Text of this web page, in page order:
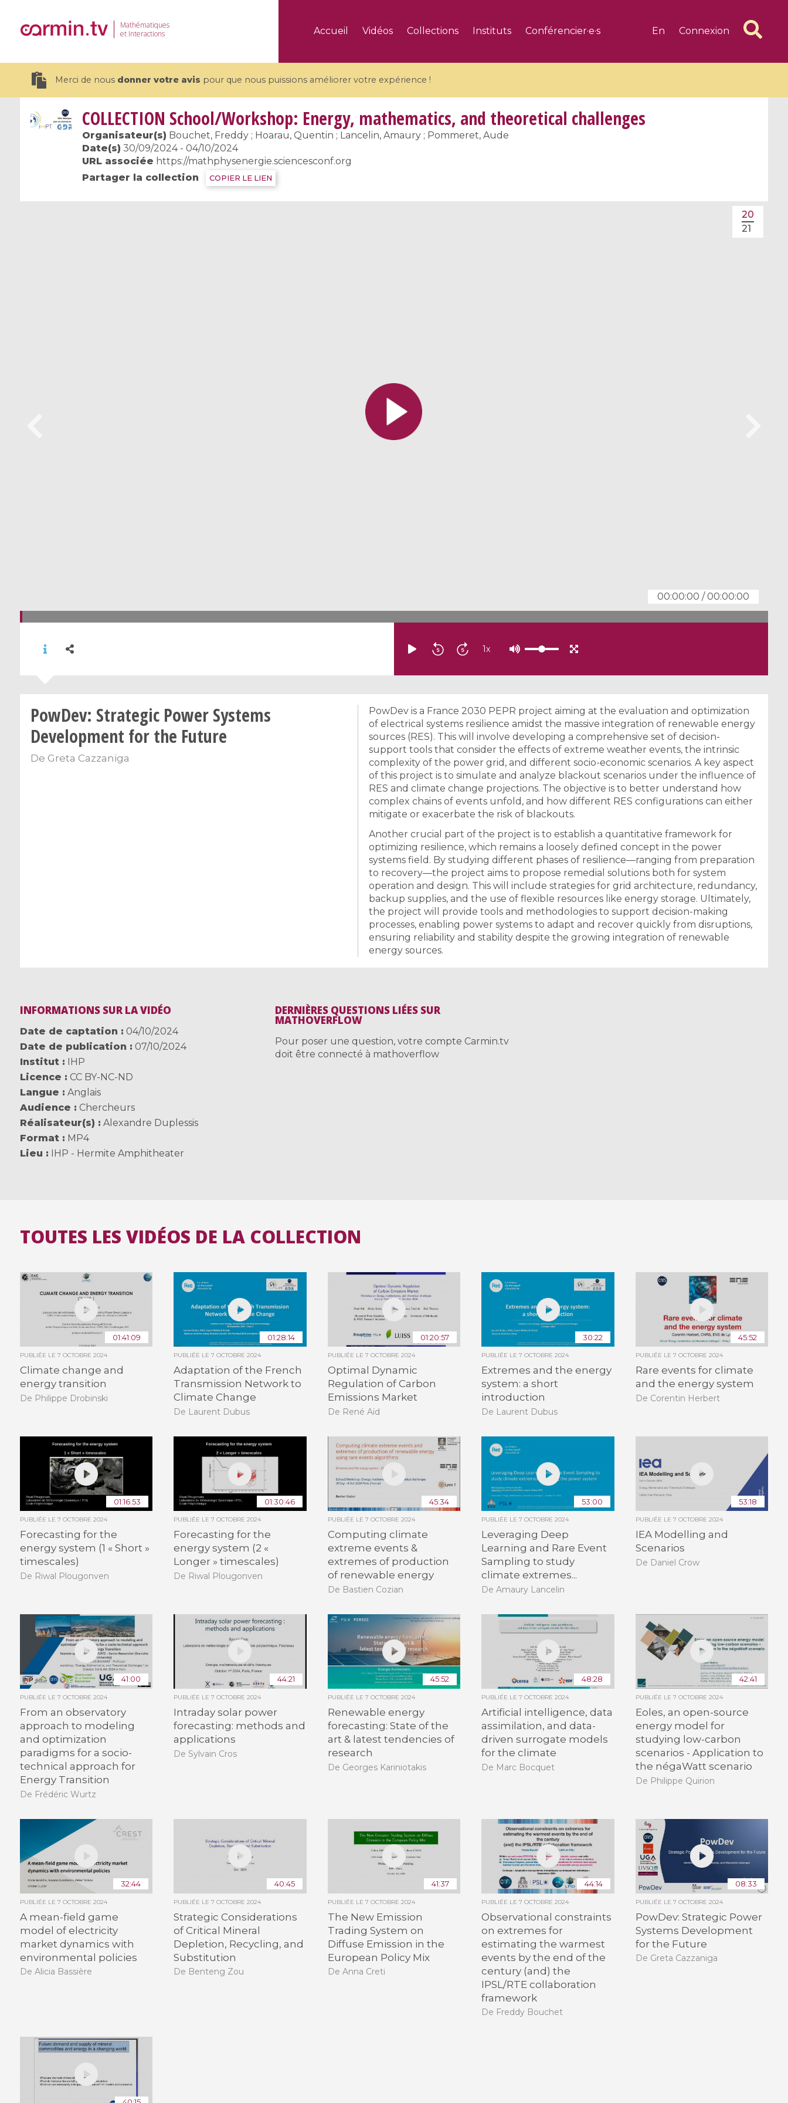
Mathématiques
et Interactions
Accueil Vidéos Collections Instituts Conférencier·e·s En Connexion
Merci de nous donner votre avis pour que nous puissions améliorer votre expérience !
19 videos 5 videos
Coulomb branches and affine
Dynamical Systems in Infinite
COLLECTION School/Workshop: Energy, mathematics, and theoretical challenges
Organisateur(s) Bouchet, Freddy ; Hoarau, Quentin ; Lancelin, Amaury ; Pommeret, Aude
Date(s) 30/09/2024 - 04/10/2024
URL associée https://mathphysenergie.sciencesconf.org
Partager la collection
COPIER LE LIEN
00:00:00 /00:00:00
20
21
1x
PowDev: Strategic Power Systems
Development for the Future
De Greta Cazzaniga
PowDev is a France 2030 PEPR project aiming at the evaluation and optimization
of electrical systems resilience amidst the massive integration of renewable energy
sources (RES). This will involve developing a comprehensive set of decision-
support tools that consider the effects of extreme weather events, the intrinsic
complexity of the power grid, and different socio-economic scenarios. A key aspect
of this project is to simulate and analyze blackout scenarios under the influence of
RES and climate change projections. The objective is to better understand how
complex chains of events unfold, and how different RES configurations can either
mitigate or exacerbate the risk of blackouts.
Another crucial part of the project is to establish a quantitative framework for
optimizing resilience, which remains a loosely defined concept in the power
systems field. By studying different phases of resilience—ranging from preparation
to recovery—the project aims to propose remedial solutions both for system
operation and design. This will include strategies for grid architecture, redundancy,
backup supplies, and the use of flexible resources like energy storage. Ultimately,
the project will provide tools and methodologies to support decision-making
processes, enabling power systems to adapt and recover quickly from disruptions,
ensuring reliability and stability despite the growing integration of renewable
energy sources.
INFORMATIONS SUR LA VIDÉO
Date de captation
04/10/2024
Date de publication
07/10/2024
Institut
IHP
Licence
CC BY-NC-ND
Langue
Anglais
Audience
Chercheurs
Réalisateur(s)
Alexandre Duplessis
Format
MP4
Lieu
IHP - Hermite Amphitheater
DERNIÈRES QUESTIONS LIÉES SUR
MATHOVERFLOW
Pour poser une question, votre compte Carmin.tv
doit être connecté à mathoverflow
TOUTES LES VIDÉOS DE LA COLLECTION
01:41:09
PUBLIÉE LE 7 OCTOBRE 2024
Climate change and
energy transition
De Philippe Drobinski
01:28:14
PUBLIÉE LE7 OCTOBRE 2024
Adaptation of the French
Transmission Network to
Climate Change
De Laurent Dubus
01:20:57
PUBLIÉE LE 7 OCTOBRE 2024
Optimal Dynamic
Regulation of Carbon
Emissions Market
De René Aïd
30:22
PUBLIÉE LE7 OCTOBRE 2024
Extremes and the energy
system: a short
introduction
De Laurent Dubus
45:52
PUBLIÉE LE 7 OCTOBRE 2024
Rare events for climate
and the energy system
De Corentin Herbert
01:16:53
PUBLIÉE LE 7 OCTOBRE 2024
Forecasting for the
energy system (1 « Short »
timescales)
De Riwal Plougonven
01:30:46
PUBLIÉE LE7 OCTOBRE 2024
Forecasting for the
energy system (2 «
Longer » timescales)
De Riwal Plougonven
45:34
PUBLIÉE LE 7 OCTOBRE 2024
Computing climate
extreme events &
extremes of production
of renewable energy
De Bastien Cozian
53:00
PUBLIÉE LE7 OCTOBRE 2024
Leveraging Deep
Learning and Rare Event
Sampling to study
climate extremes...
De Amaury Lancelin
53:18
PUBLIÉE LE 7 OCTOBRE 2024
IEA Modelling and
Scenarios
De Daniel Crow
41:00
PUBLIÉE LE 7 OCTOBRE 2024
From an observatory
approach to modeling
and optimization
paradigms for a socio-
technical approach for
Energy Transition
De Frédéric Wurtz
44:21
PUBLIÉE LE7 OCTOBRE 2024
Intraday solar power
forecasting: methods and
applications
De Sylvain Cros
45:52
PUBLIÉE LE 7 OCTOBRE 2024
Renewable energy
forecasting: State of the
art & latest tendencies of
research
De Georges Kariniotakis
48:28
PUBLIÉE LE7 OCTOBRE 2024
Artificial intelligence, data
assimilation, and data-
driven surrogate models
for the climate
De Marc Bocquet
42:41
PUBLIÉE LE 7 OCTOBRE 2024
Eoles, an open-source
energy model for
studying low-carbon
scenarios - Application to
the négaWatt scenario
De Philippe Quirion
32:44
PUBLIÉE LE 7 OCTOBRE 2024
A mean-field game
model of electricity
market dynamics with
environmental policies
De Alicia Bassière
40:45
PUBLIÉE LE7 OCTOBRE 2024
Strategic Considerations
of Critical Mineral
Depletion, Recycling, and
Substitution
De Benteng Zou
41:37
PUBLIÉE LE 7 OCTOBRE 2024
The New Emission
Trading System on
Diffuse Emission in the
European Policy Mix
De Anna Creti
44:14
PUBLIÉE LE7 OCTOBRE 2024
Observational constraints
on extremes for
estimating the warmest
events by the end of the
century (and) the
IPSL/RTE collaboration
framework
De Freddy Bouchet
08:33
PUBLIÉE LE 7 OCTOBRE 2024
PowDev: Strategic Power
Systems Development
for the Future
De Greta Cazzaniga